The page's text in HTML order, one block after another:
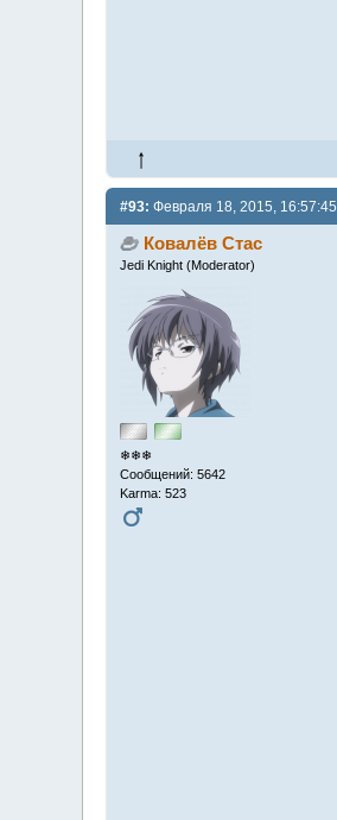
#93: Февраля 18, 2015, 16:57:45
Ковалёв Стас
Jedi Knight (Moderator)
❄❄❄
Сообщений: 5642
Karma: 523